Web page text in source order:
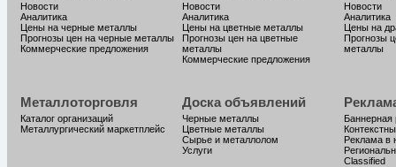
Новости
Аналитика
Цены на черные металлы
Прогнозы цен на черные металлы
Коммерческие предложения
Новости
Аналитика
Цены на цветные металлы
Прогнозы цен на цветные
металлы
Коммерческие предложения
Новости
Аналитика
Цены на
Прогнозы
металлы
Металлоторговля
Каталог организаций
Металлургический маркетплейс
Доска объявлений
Черные металлы
Цветные металлы
Сырье и металлолом
Услуги
Баннерная
Реклама в
Classified